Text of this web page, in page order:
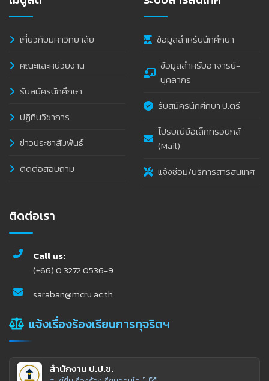
เกี่ยวกับมหาวิทยาลัย
คณะและหน่วยงาน
รับสมัครนักศึกษา
ปฏิทินวิชาการ
ข่าวประชาสัมพันธ์
ติดต่อสอบถาม
ข้อมูลสำหรับนักศึกษา
ข้อมูลสำหรับอาจารย์-
บุคลากร
รับสมัครนักศึกษา ป.ตรี
ไปรษณีย์อิเล็กทรอนิกส์
(Mail)
แจ้งซ่อม/บริการสารสนเทศ
ติดต่อเรา
Call us:
(+66) 0 3272 0536-9
saraban@mcru.ac.th
แจ้งเรื่องร้องเรียนการทุจริตฯ
สำนักงาน ป.ป.ช.